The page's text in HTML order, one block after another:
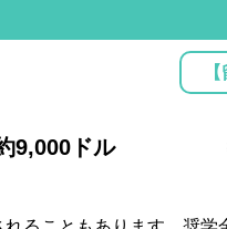
9,000ドル